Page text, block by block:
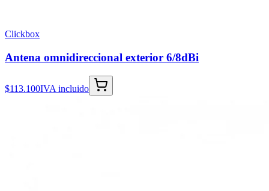
Clickbox
Antena omnidireccional exterior 6/8dBi
$113.100IVA incluido